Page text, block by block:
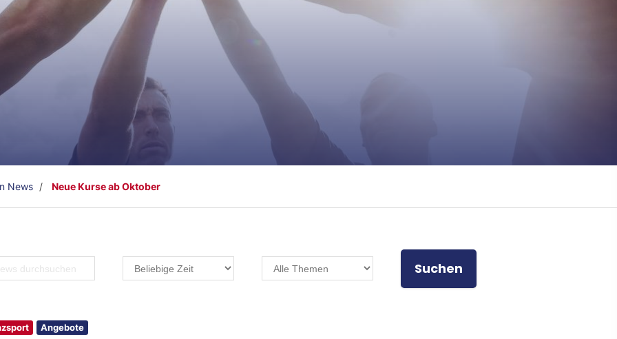
News Neue Kurse ab Oktober
Angebote